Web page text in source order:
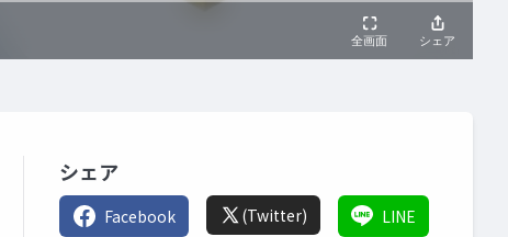
シェア
Facebook (Twitter) LINE